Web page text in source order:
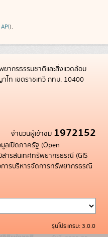
).
ากรธรรมชาติและสิ่งแวดล้อม
ท เขตราชเทวี กทม. 10400
จำนวนผู้เข้าชม 1972152
ลเปิดภาครัฐ (Open
ารสนเทศทรัพยากรธรณี (GIS
การบริหารจัดการทรัพยากรธรณี
รุ่นโปรแกรม: 3.0.0